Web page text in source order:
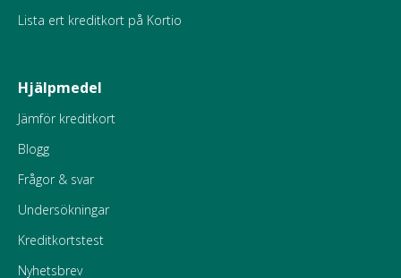
Lista ert kreditkort på Kortio
Hjälpmedel
Jämför kreditkort
Blogg
Frågor & svar
Undersökningar
Kreditkortstest
Nyhetsbrev